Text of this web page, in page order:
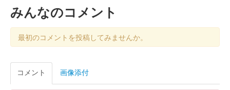
松本城 御城印 令和6年 師走限定版
登久姫氏による直筆の御城印。おやき高峯での直書きイベント限
定御城印。
みんなのコメント
最初のコメントを投稿してみませんか。
コメント 画像添付